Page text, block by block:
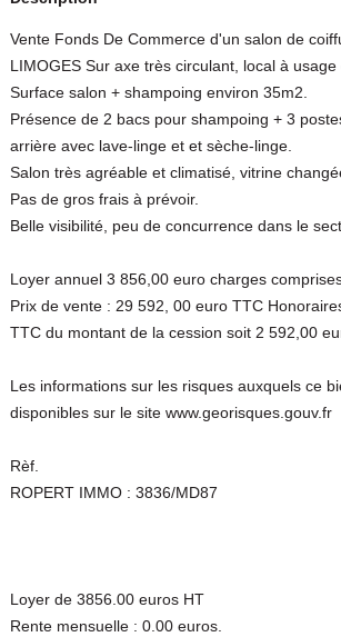
Vente Fonds De Commerce d'un salon de
LIMOGES Sur axe très circulant, local à
Surface salon + shampoing environ 35m2.
Présence de 2 bacs pour shampoing + 3
arrière avec lave-linge et et sèche-linge.
Salon très agréable et climatisé, vitrine
Pas de gros frais à prévoir.
Belle visibilité, peu de concurrence dans le
Loyer annuel 3 856,00 euro charges
Prix de vente : 29 592, 00 euro TTC
TTC du montant de la cession soit 2 592,00
Les informations sur les risques auxquels ce
disponibles sur le site www.georisques.gouv.fr
Rèf.
ROPERT IMMO : 3836/MD87
Loyer de 3856.00 euros HT
Rente mensuelle : 0.00 euros.